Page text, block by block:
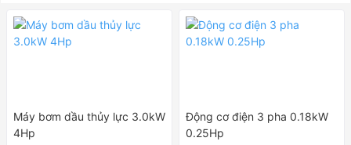
Máy bơm dầu thủy lực 3.0kW
4Hp
Động cơ điện 3 pha 0.18kW
0.25Hp